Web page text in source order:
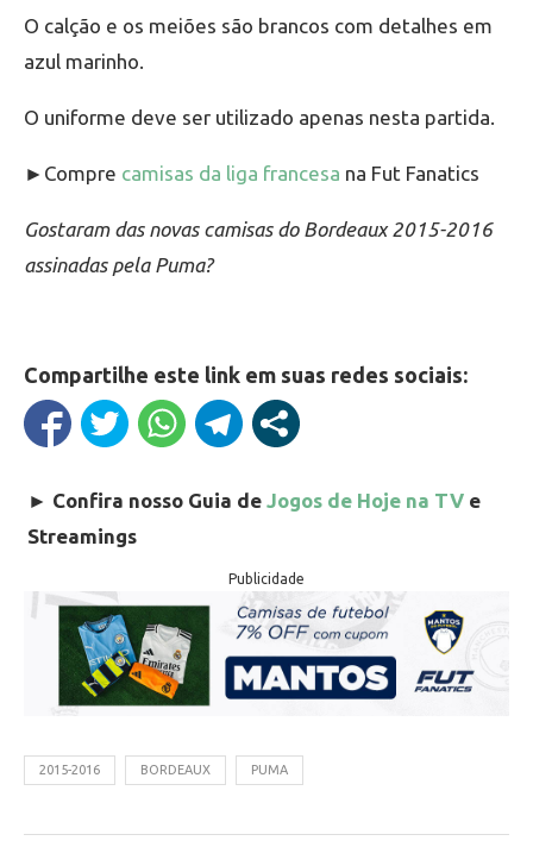
O calção e os meiões são brancos com detalhes em
azul marinho.
O uniforme deve ser utilizado apenas nesta partida.
►Compre camisas da liga francesa na Fut Fanatics
Gostaram das novas camisas do Bordeaux 2015-2016
assinadas pela Puma?
Compartilhe este link em suas redes sociais:
► Confira nosso Guia de Jogos de Hoje na TV e
Streamings
Publicidade
2015-2016 BORDEAUX PUMA